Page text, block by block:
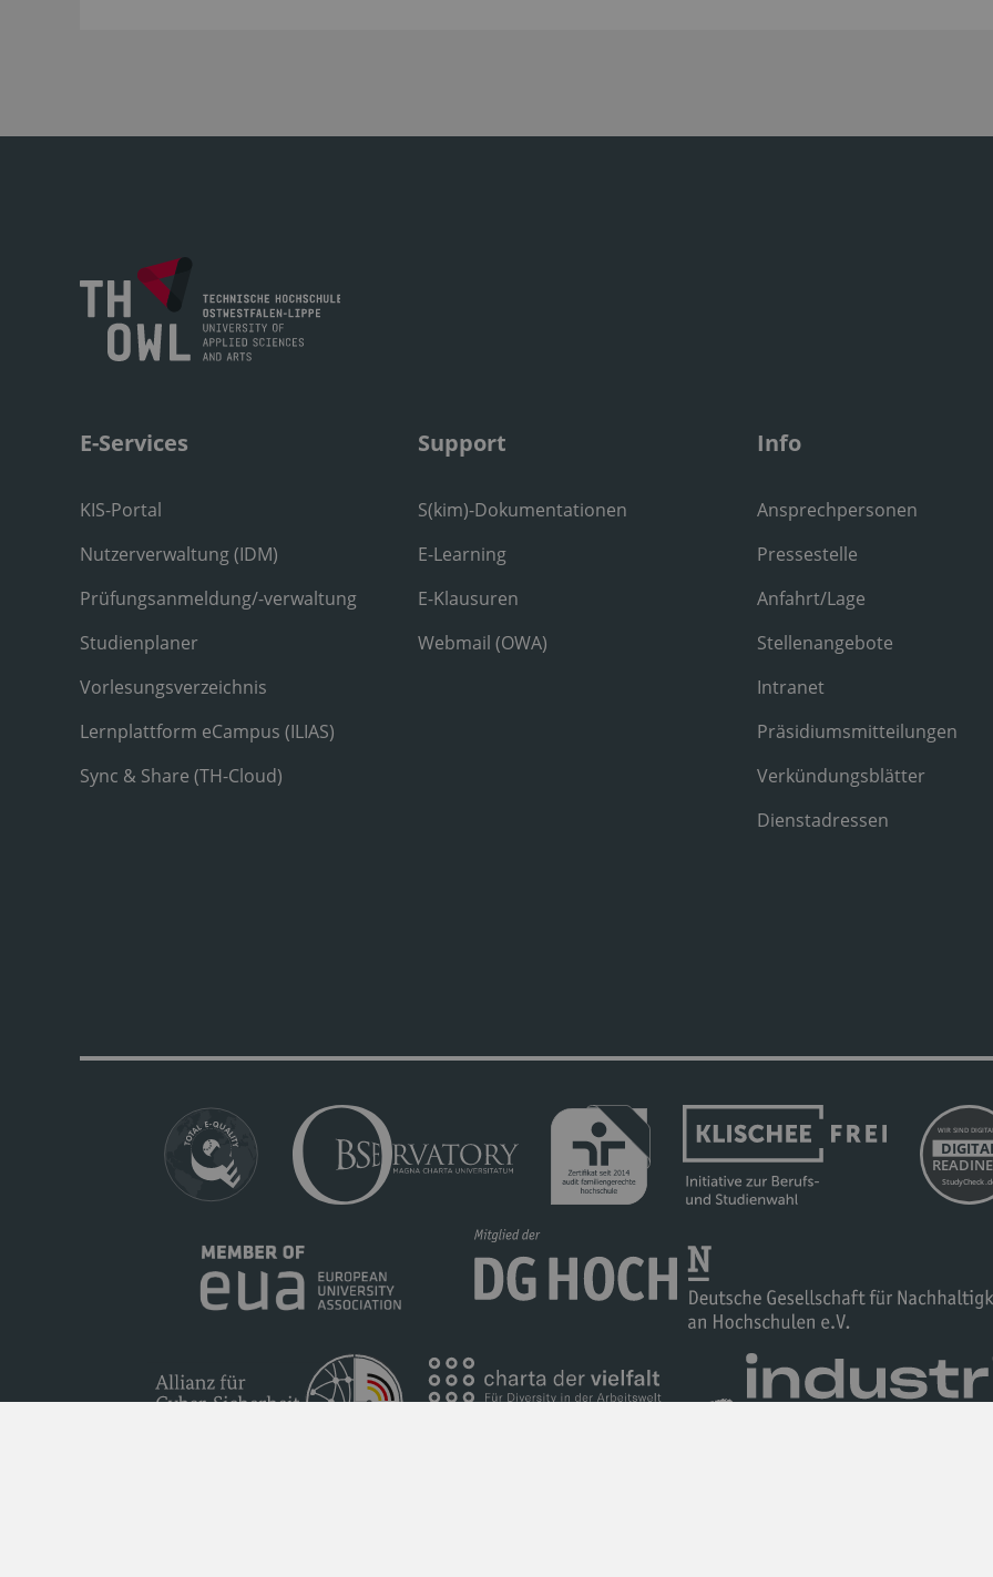
E-Services
KIS-Portal
Nutzerverwaltung (IDM)
Prüfungsanmeldung/-verwaltung
Studienplaner
Vorlesungsverzeichnis
Lernplattform eCampus (ILIAS)
Sync & Share (TH-Cloud)
Support
S(kim)-Dokumentationen
E-Learning
E-Klausuren
Webmail (OWA)
Info
Ansprechpersonen
Pressestelle
Anfahrt/Lage
Stellenangebote
Intranet
Präsidiumsmitteilungen
Verkündungsblätter
Dienstadressen